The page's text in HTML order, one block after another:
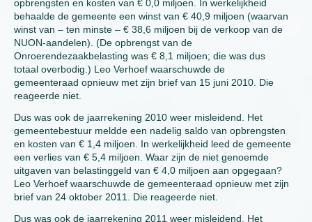
opbrengsten en kosten van € 0,0 miljoen. In werkelijkheid
behaalde de gemeente een winst van € 40,9 miljoen (waarvan
winst van – ten minste – € 38,6 miljoen bij de verkoop van de
NUON-aandelen). (De opbrengst van de
Onroerendezaakbelasting was € 8,1 miljoen; die was dus
totaal overbodig.) Leo Verhoef waarschuwde de
gemeenteraad opnieuw met zijn brief van 15 juni 2010. Die
reageerde niet.
Dus was ook de jaarrekening 2010 weer misleidend. Het
gemeentebestuur meldde een nadelig saldo van opbrengsten
en kosten van € 1,4 miljoen. In werkelijkheid leed de gemeente
een verlies van € 5,4 miljoen. Waar zijn de niet genoemde
uitgaven van belastinggeld van € 4,0 miljoen aan opgegaan?
Leo Verhoef waarschuwde de gemeenteraad opnieuw met zijn
brief van 24 oktober 2011. Die reageerde niet.
Dus was ook de jaarrekening 2011 weer misleidend. Het